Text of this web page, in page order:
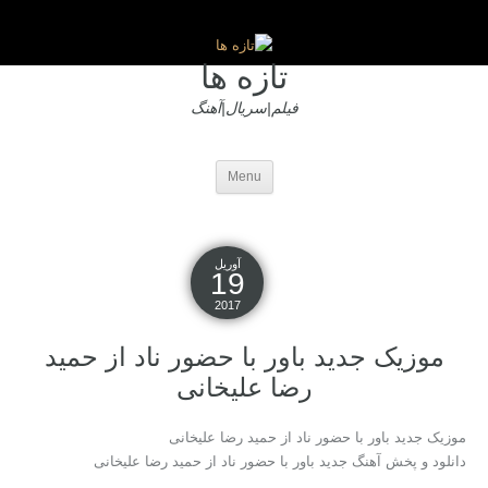
تازه ها
فیلم|سریال|آهنگ
Menu
آوریل
19
2017
موزیک جدید باور با حضور ناد از حمید
رضا علیخانی
موزیک جدید باور با حضور ناد از حمید رضا علیخانی
دانلود و پخش آهنگ جدید باور با حضور ناد از حمید رضا علیخانی